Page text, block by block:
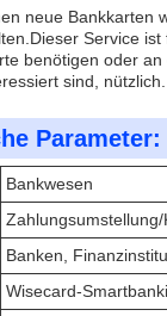
neue Bankkarten
Service ist
benötigen oder
sind, nützlich.
Parameter:
Bankwesen
Banken,
Wisecard-